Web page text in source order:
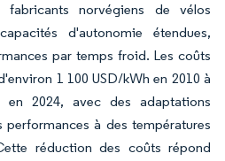
fabricants norvégiens de vélos
d'autonomie étendues,
par temps froid. Les coûts
1 100 USD/kWh en 2010 à
2024, avec des adaptations
à des températures
réduction des coûts répond